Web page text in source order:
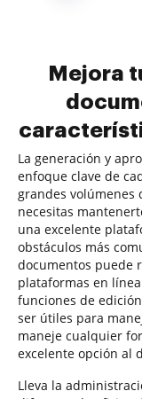
Mejora
La generación y
enfoque clave de
grandes volúmenes
necesitas
una excelente
obstáculos más
documentos puede
plataformas en
funciones de
ser útiles para
maneje cualquier
excelente opción al
Lleva la